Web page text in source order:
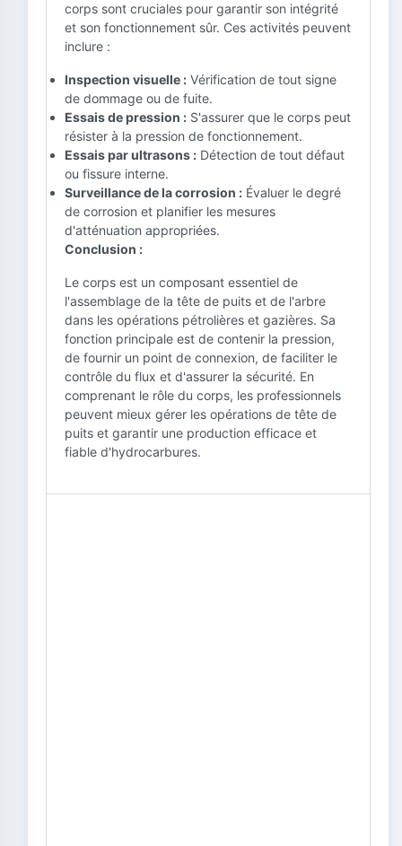
corps sont cruciales pour garantir son intégrité
et son fonctionnement sûr. Ces activités peuvent
inclure :
Inspection visuelle : Vérification de tout signe
de dommage ou de fuite.
Essais de pression : S'assurer que le corps peut
résister à la pression de fonctionnement.
Essais par ultrasons : Détection de tout défaut
ou fissure interne.
Surveillance de la corrosion : Évaluer le degré
de corrosion et planifier les mesures
d'atténuation appropriées.
Conclusion :
Le corps est un composant essentiel de
l'assemblage de la tête de puits et de l'arbre
dans les opérations pétrolières et gazières. Sa
fonction principale est de contenir la pression,
de fournir un point de connexion, de faciliter le
contrôle du flux et d'assurer la sécurité. En
comprenant le rôle du corps, les professionnels
peuvent mieux gérer les opérations de tête de
puits et garantir une production efficace et
fiable d'hydrocarbures.